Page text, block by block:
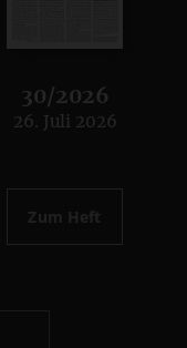
30/2026
:
26. Juli 2026
Zum Heft